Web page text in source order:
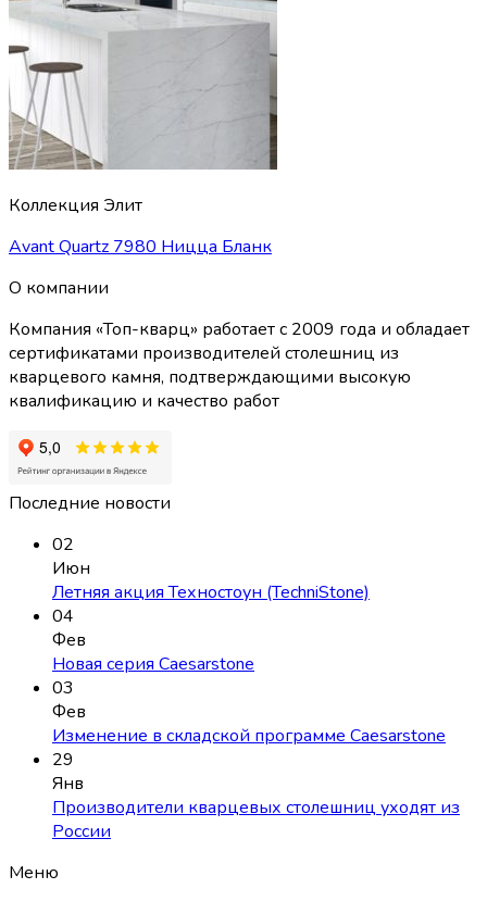
Коллекция Элит
Avant Quartz 7980 Ницца Бланк
О компании
Компания «Топ-кварц» работает с 2009 года и обладает
сертификатами производителей столешниц из
кварцевого камня, подтверждающими высокую
квалификацию и качество работ
Последние новости
02
Июн
Летняя акция Техностоун (TechniStone)
04
Фев
Новая серия Caesarstone
03
Фев
Изменение в складской программе Caesarstone
29
Янв
Производители кварцевых столешниц уходят из
России
Меню